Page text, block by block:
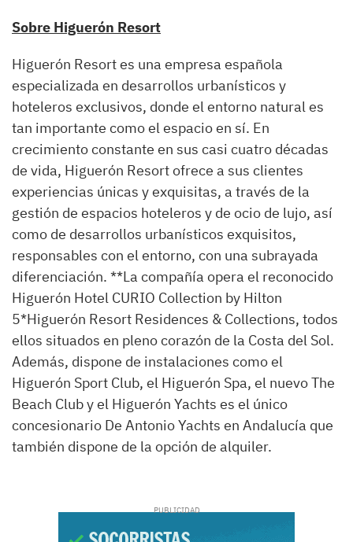
Sobre Higuerón Resort
Higuerón Resort es una empresa española
especializada en desarrollos urbanísticos y
hoteleros exclusivos, donde el entorno natural es
tan importante como el espacio en sí. En
crecimiento constante en sus casi cuatro décadas
de vida, Higuerón Resort ofrece a sus clientes
experiencias únicas y exquisitas, a través de la
gestión de espacios hoteleros y de ocio de lujo, así
como de desarrollos urbanísticos exquisitos,
responsables con el entorno, con una subrayada
diferenciación. **La compañía opera el reconocido
Higuerón Hotel CURIO Collection by Hilton
5*Higuerón Resort Residences & Collections, todos
ellos situados en pleno corazón de la Costa del Sol.
Además, dispone de instalaciones como el
Higuerón Sport Club, el Higuerón Spa, el nuevo The
Beach Club y el Higuerón Yachts es el único
concesionario De Antonio Yachts en Andalucía que
también dispone de la opción de alquiler.